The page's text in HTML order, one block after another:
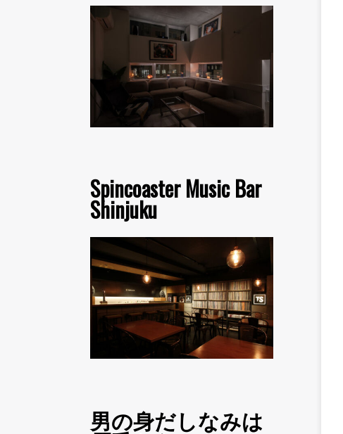
Spincoaster Music Bar
Shinjuku
男の身だしなみは